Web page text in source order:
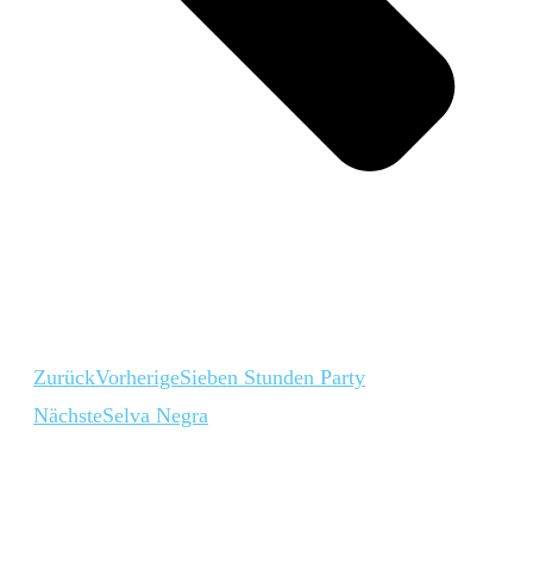
ZurückVorherigeSieben Stunden Party
NächsteSelva Negra